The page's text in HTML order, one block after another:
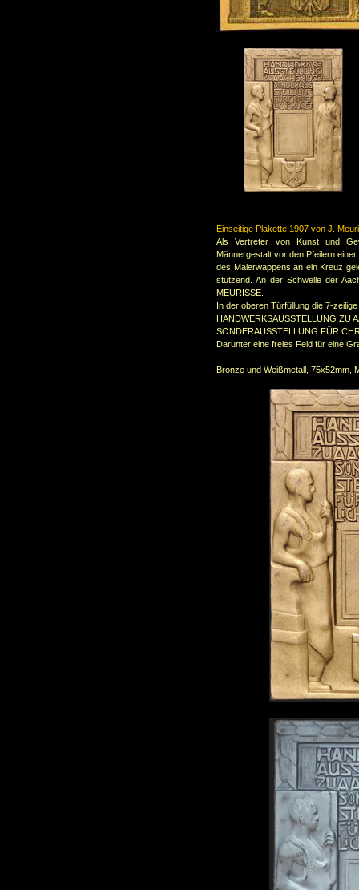
Einseitige Plakette 1907 von J.
Als Vertreter von Kunst und
Männergestalt vor den Pfeilern
des Malerwappens an ein Kreuz
stützend. An der Schwelle der
MEURISSE.
In der oberen Türfüllung die 7-
HANDWERKSAUSSTELLUNG ZU
SONDERAUSSTELLUNG FÜR
Darunter eine freies Feld für eine
Bronze und Weißmetall, 75x52mm,